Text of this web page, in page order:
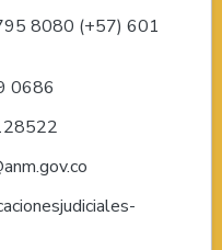
8080 (+57) 601
0686